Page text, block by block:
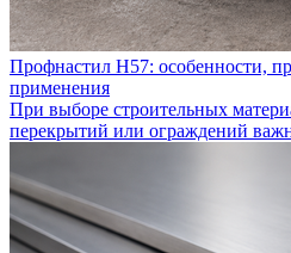
Профнастил Н57: особенности,
применения
При выборе строительных
перекрытий или ограждений